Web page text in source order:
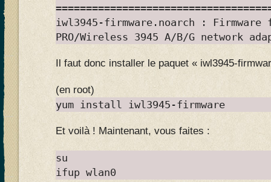
iwl3945-firmware.noarch :
PRO/Wireless 3945 A/B/G network
Il faut donc installer le paquet « iwl3945-
(en root)
yum install iwl3945-firmware
Et voilà ! Maintenant, vous faites :
su
ifup wlan0